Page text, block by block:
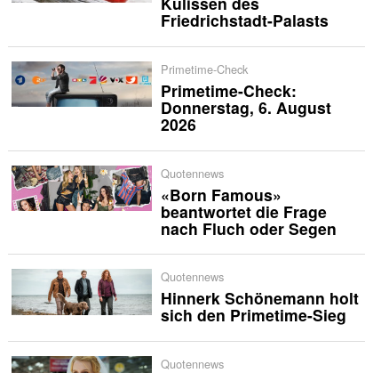
Friedrichstadt-Palasts
Primetime-Check
Primetime-Check:
Donnerstag, 6. August
2026
Quotennews
«Born Famous»
beantwortet die Frage
nach Fluch oder Segen
Quotennews
Hinnerk Schönemann holt
sich den Primetime-Sieg
Quotennews